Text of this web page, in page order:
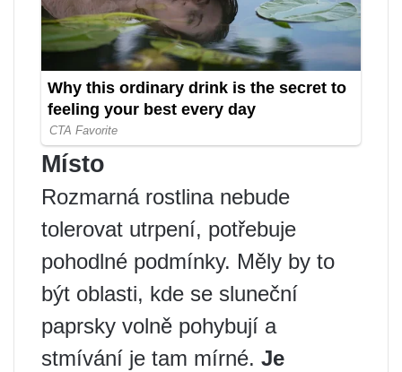
Místo
Rozmarná rostlina nebude
tolerovat utrpení, potřebuje
pohodlné podmínky. Měly by to
být oblasti, kde se sluneční
paprsky volně pohybují a
stmívání je tam mírné. Je